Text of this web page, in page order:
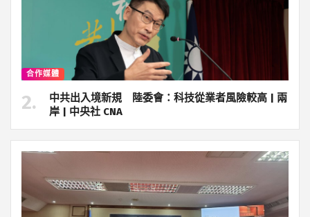
合作媒體
中共出入境新規 陸委會：科技從業者風險較高 | 兩
岸 | 中央社 CNA